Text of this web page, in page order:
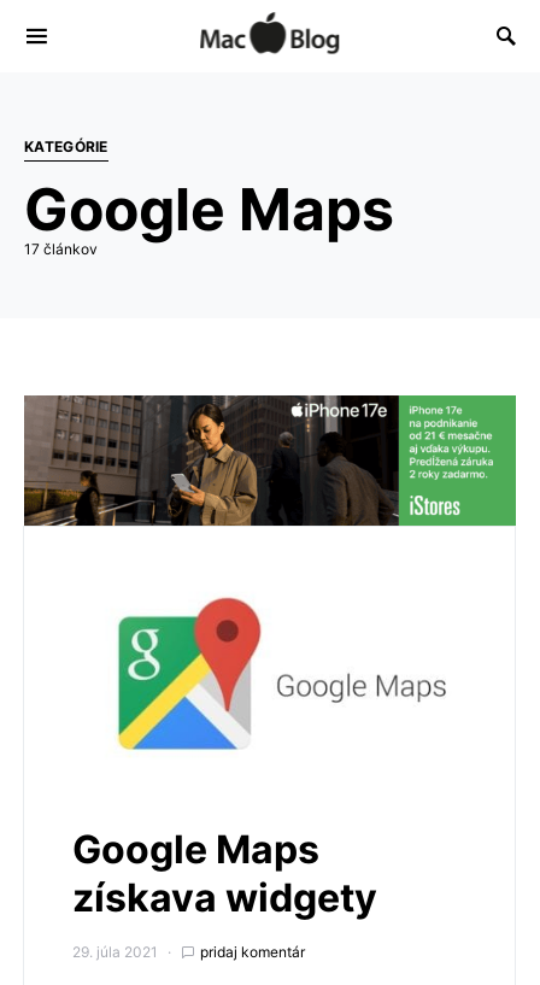
KATEGÓRIE
Google Maps
17 článkov
Google Maps
získava widgety
29. júla 2021 pridaj komentár